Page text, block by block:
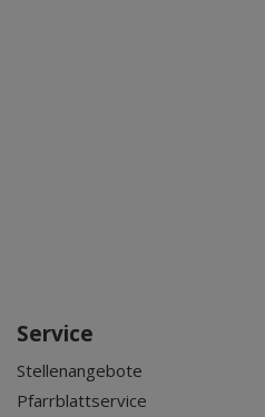
Service
Stellenangebote
Pfarrblattservice